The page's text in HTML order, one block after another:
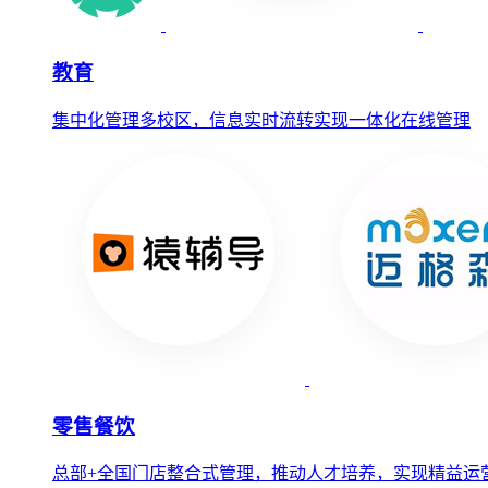
教育
集中化管理多校区，信息实时流转实现一体化在线管理
零售餐饮
总部+全国门店整合式管理，推动人才培养，实现精益运